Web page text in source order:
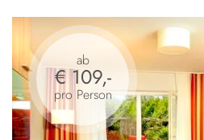
ab
€ 109,-
pro Person